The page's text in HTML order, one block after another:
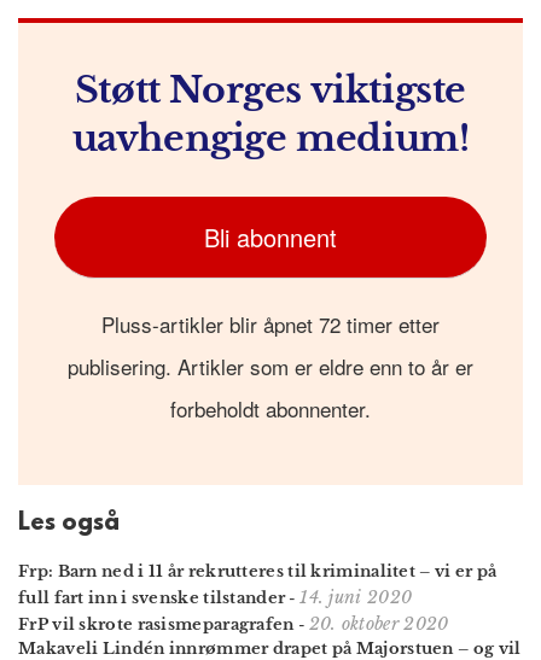
Støtt Norges viktigste
uavhengige medium!
Bli abonnent
Pluss-artikler blir åpnet 72 timer etter
publisering. Artikler som er eldre enn to år er
forbeholdt abonnenter.
Les også
Frp: Barn ned i 11 år rekrutteres til kriminalitet – vi er på
full fart inn i svenske tilstander-14. juni 2020
FrP vil skrote rasismeparagrafen- 20. oktober 2020
Makaveli Lindén innrømmer drapet på Majorstuen – og vil